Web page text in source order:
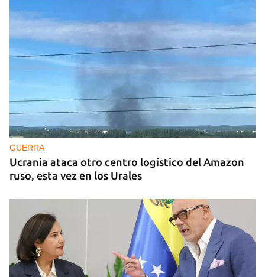
GUERRA
Ucrania ataca otro centro logístico del Amazon
ruso, esta vez en los Urales